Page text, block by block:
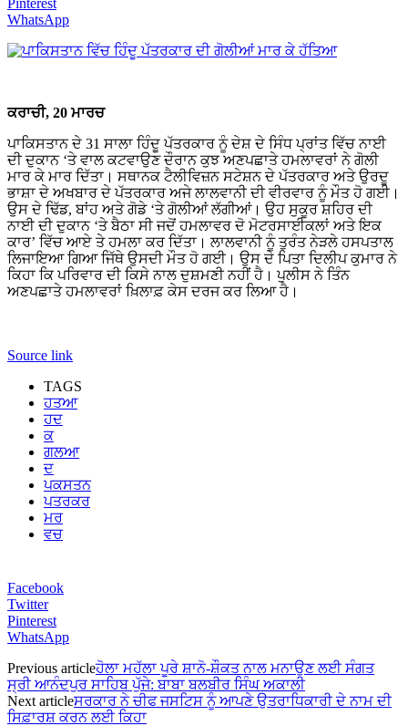
WhatsApp
ਕਰਾਚੀ, 20 ਮਾਰਚ
ਪਾਕਿਸਤਾਨ ਦੇ 31 ਸਾਲਾ ਹਿੰਦੂ ਪੱਤਰਕਾਰ ਨੂੰ ਦੇਸ਼ ਦੇ ਸਿੰਧ ਪ੍ਰਾਂਤ ਵਿੱਚ ਨਾਈ
ਦੀ ਦੁਕਾਨ ‘ਤੇ ਵਾਲ ਕਟਵਾਉਣ ਦੌਰਾਨ ਕੁਝ ਅਣਪਛਾਤੇ ਹਮਲਾਵਰਾਂ ਨੇ ਗੋਲੀ
ਮਾਰ ਕੇ ਮਾਰ ਦਿੱਤਾ। ਸਥਾਨਕ ਟੈਲੀਵਿਜ਼ਨ ਸਟੇਸ਼ਨ ਦੇ ਪੱਤਰਕਾਰ ਅਤੇ ਉਰਦੂ
ਭਾਸ਼ਾ ਦੇ ਅਖਬਾਰ ਦੇ ਪੱਤਰਕਾਰ ਅਜੇ ਲਾਲਵਾਨੀ ਦੀ ਵੀਰਵਾਰ ਨੂੰ ਮੌਤ ਹੋ ਗਈ।
ਉਸ ਦੇ ਢਿੱਡ, ਬਾਂਹ ਅਤੇ ਗੋਡੇ ‘ਤੇ ਗੋਲੀਆਂ ਲੱਗੀਆਂ। ਉਹ ਸੁਕੂਰ ਸ਼ਹਿਰ ਦੀ
ਨਾਈ ਦੀ ਦੁਕਾਨ ‘ਤੇ ਬੈਠਾ ਸੀ ਜਦੋਂ ਹਮਲਾਵਰ ਦੋ ਮੋਟਰਸਾਈਕਲਾਂ ਅਤੇ ਇਕ
ਕਾਰ’ ਵਿੱਚ ਆਏ ਤੇ ਹਮਲਾ ਕਰ ਦਿੱਤਾ। ਲਾਲਵਾਨੀ ਨੂੰ ਤੁਰੰਤ ਨੇੜਲੇ ਹਸਪਤਾਲ
ਲਿਜਾਇਆ ਗਿਆ ਜਿੱਥੇ ਉਸਦੀ ਮੌਤ ਹੋ ਗਈ। ਉਸ ਦੇ ਪਿਤਾ ਦਿਲੀਪ ਕੁਮਾਰ ਨੇ
ਕਿਹਾ ਕਿ ਪਰਿਵਾਰ ਦੀ ਕਿਸੇ ਨਾਲ ਦੁਸ਼ਮਣੀ ਨਹੀਂ ਹੈ। ਪੁਲੀਸ ਨੇ ਤਿੰਨ
ਅਣਪਛਾਤੇ ਹਮਲਾਵਰਾਂ ਖ਼ਿਲਾਫ਼ ਕੇਸ ਦਰਜ ਕਰ ਲਿਆ ਹੈ।
Source link
TAGS
ਹਤਆ
ਹਦ
ਕ
ਗਲਆ
ਦ
ਪਕਸਤਨ
ਪਤਰਕਰ
ਮਰ
ਵਚ
Facebook
Twitter
Pinterest
WhatsApp
Previous articleਹੋਲਾ ਮਹੱਲਾ ਪੂਰੇ ਸ਼ਾਨੋ-ਸ਼ੌਕਤ ਨਾਲ ਮਨਾਉਣ ਲਈ ਸੰਗਤ
ਸ੍ਰੀ ਆਨੰਦਪੁਰ ਸਾਹਿਬ ਪੁੱਜੇ: ਬਾਬਾ ਬਲਬੀਰ ਸਿੰਘ ਅਕਾਲੀ
Next articleਸਰਕਾਰ ਨੇ ਚੀਫ ਜਸਟਿਸ ਨੂੰ ਆਪਣੇ ਉਤਰਾਧਿਕਾਰੀ ਦੇ ਨਾਮ ਦੀ
ਸਿਫ਼ਾਰਸ਼ ਕਰਨ ਲਈ ਕਿਹਾ